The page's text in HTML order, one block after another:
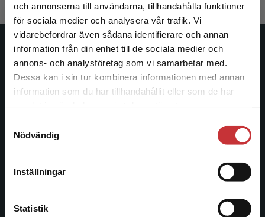
och annonserna till användarna, tillhandahålla funktioner
för sociala medier och analysera vår trafik. Vi
vidarebefordrar även sådana identifierare och annan
information från din enhet till de sociala medier och
annons- och analysföretag som vi samarbetar med.
Dessa kan i sin tur kombinera informationen med annan
information som du har tillhandahållit eller som de har
Nödvändig
Inställningar
Statistik
Begränsad fraktregion
Det verkar som att du besöker
studentlitteratur.se via en enhet utanför Sverige.
Vi erbjuder inte leveranser utanför Sverige. För
att kunna slutföra ett köp måste
Studentlitteratur
Studentlitteratur grundades 1963 och är idag Sveriges
ledande utbildningsförlag. Med läromedel, kurslitteratur,
facklitteratur, utbildningar och digitala
informationstjänster i utbudet, finns Studentlitteratur med
längs hela kunskapsresan.
Kontakta oss